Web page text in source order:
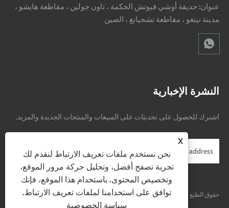
عنوان: حديقة أوشي فيوتش الحكمة ، تاون جولين ، مقاطعة هايشو ،
مدينة نينغو ، مقاطعة تشجيانغ ، الصين
النشرة الإخبارية
اشترك للحصول على تحديثات على المبيعات والمنتجات الجديدة والمزيد.
حقوق الطبع والنشر © 2024 Ningbo Hubo Electrical Appliance Co. ، Ltd. جميع
X
نحن نستخدم ملفات تعريف الارتباط لنقدم لك
تجربة تصفح أفضل، وتحليل حركة مرور الموقع،
وتخصيص المحتوى. باستخدام هذا الموقع، فإنك
توافق على استخدامنا لملفات تعريف الارتباط.
سياسة الخصوصية